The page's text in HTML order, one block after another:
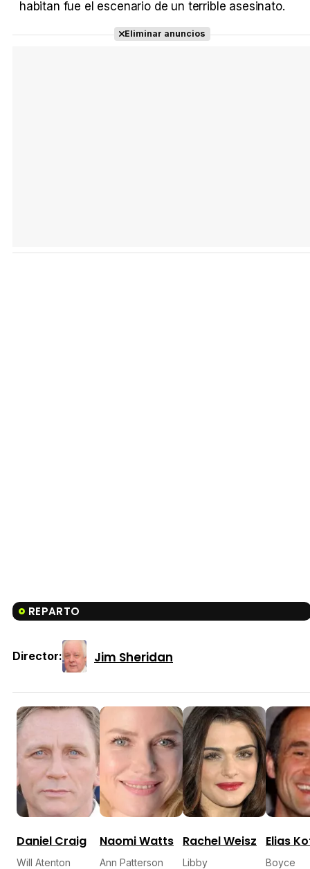
habitan fue el escenario de un terrible asesinato.
Eliminar anuncios
REPARTO
Director: Jim Sheridan
Daniel Craig
Will Atenton
Naomi Watts
Ann Patterson
Rachel Weisz
Libby
Elias
Boyce